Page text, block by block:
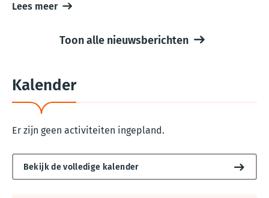
Lees meer
Toon alle nieuwsberichten
Kalender
Er zijn geen activiteiten ingepland.
Bekijk de volledige kalender